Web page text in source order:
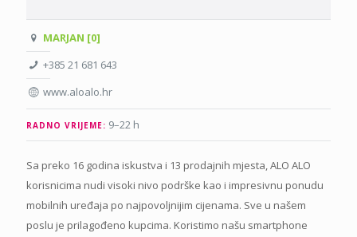
MARJAN [0]
+385 21 681 643
www.aloalo.hr
RADNO VRIJEME: 9–22 h
Sa preko 16 godina iskustva i 13 prodajnih mjesta, ALO ALO
korisnicima nudi visoki nivo podrške kao i impresivnu ponudu
mobilnih uređaja po najpovoljnijim cijenama. Sve u našem
poslu je prilagođeno kupcima. Koristimo našu smartphone